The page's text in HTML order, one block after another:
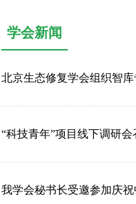
学会新闻
北京生态修复学会组织智
“科技青年”项目线下调研
我学会秘书长受邀参加庆